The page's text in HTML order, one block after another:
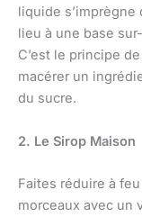
liquide
lieu à une base
C’est le principe de
macérer un
du sucre.
2. Le Sirop Maison
Faites réduire à
morceaux avec un